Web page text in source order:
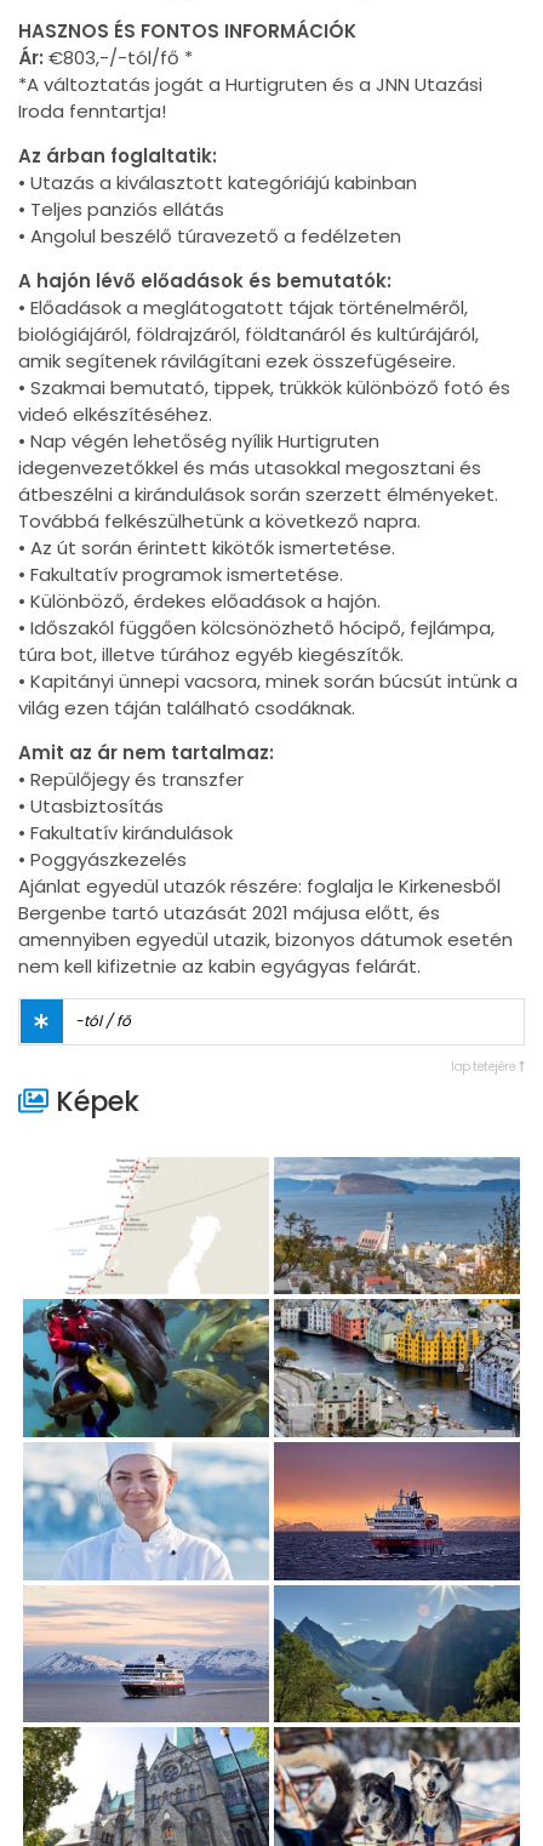
HASZNOS ÉS FONTOS INFORMÁCIÓK
Ár: €803,-/-tól/fő *
*A változtatás jogát a Hurtigruten és a JNN Utazási
Iroda fenntartja!
Az árban foglaltatik:
• Utazás a kiválasztott kategóriájú kabinban
• Teljes panziós ellátás
• Angolul beszélő túravezető a fedélzeten
A hajón lévő előadások és bemutatók:
• Előadások a meglátogatott tájak történelméről,
biológiájáról, földrajzáról, földtanáról és kultúrájáról,
amik segítenek rávilágítani ezek összefügéseire.
• Szakmai bemutató, tippek, trükkök különböző fotó és
videó elkészítéséhez.
• Nap végén lehetőség nyílik Hurtigruten
idegenvezetőkkel és más utasokkal megosztani és
átbeszélni a kirándulások során szerzett élményeket.
Továbbá felkészülhetünk a következő napra.
• Az út során érintett kikötők ismertetése.
• Fakultatív programok ismertetése.
• Különböző, érdekes előadások a hajón.
• Időszakól függően kölcsönözhető hócipő, fejlámpa,
túra bot, illetve túrához egyéb kiegészítők.
• Kapitányi ünnepi vacsora, minek során búcsút intünk a
világ ezen táján található csodáknak.
Amit az ár nem tartalmaz:
• Repülőjegy és transzfer
• Utasbiztosítás
• Fakultatív kirándulások
• Poggyászkezelés
Ajánlat egyedül utazók részére: foglalja le Kirkenesből
Bergenbe tartó utazását 2021 májusa előtt, és
amennyiben egyedül utazik, bizonyos dátumok esetén
nem kell kifizetnie az kabin egyágyas felárát.
-tól / fő
lap tetejére
Képek